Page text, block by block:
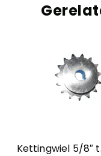
Kettingwiel 5/8″